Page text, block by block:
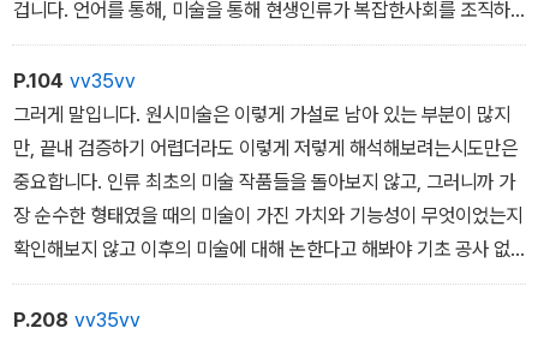
메소포타미아의 미술은 도시의 미술입니다. 도시를 지배하던 군주들
은 백성들에게 깊은 인상을 남기고 주변의 다른 도시들에 위압감을
안겨줄 수 있는 수많은 조각상과 부조를 남겼습니다. 이렇게 메소포
타미아의 미술은 도시의 흥망성쇠와 함께했다고 볼 수 있는데, 그런
만큼 미술도 도시적인 성격을 지니고 있었습니다.
겁니다. 언어를 통해, 미술을 통해 현생인류가 복잡한사회를 조직하
고 타인과 깊이 있는 협력관계를 구축했을 뿐 아니라개인의 생물학적
수명을 뛰어넘어 사회를 지속시키고 지식과 지혜를 쌓아나갈 수 있었
다고 말입니다.
P.104 vv35vv
그러게 말입니다. 원시미술은 이렇게 가설로 남아 있는 부분이 많지
만, 끝내 검증하기 어렵더라도 이렇게 저렇게 해석해보려는시도만은
중요합니다. 인류 최초의 미술 작품들을 돌아보지 않고, 그러니까 가
장 순수한 형태였을 때의 미술이 가진 가치와 기능성이 무엇이었는지
확인해보지 않고 이후의 미술에 대해 논한다고 해봐야 기초 공사 없
이 집을 짓는 것과 다르지 않을 테니까요
P.208 vv35vv